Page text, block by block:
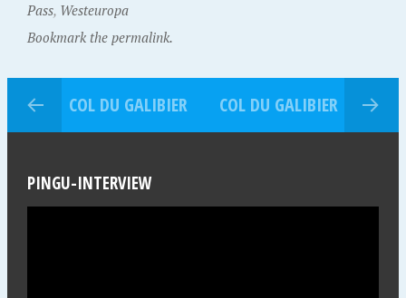
Pass, Westeuropa
Bookmark the permalink.
COL DU GALIBIER COL DU GALIBIER
PINGU-INTERVIEW